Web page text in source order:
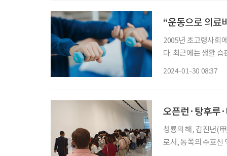
“운동으로 의료
2005년 초고령사회에 진입한 일본에서는 의료비 지출을 줄이기 위해 다양한 시도를 하고 있
다. 최근에는 생활
2024-01-30 08:37
오픈런·탕후루
청룡의 해, 갑진년(
로서, 동쪽의 수호신